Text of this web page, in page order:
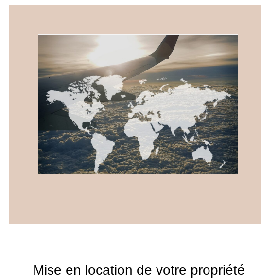
Mise en location de votre propriété